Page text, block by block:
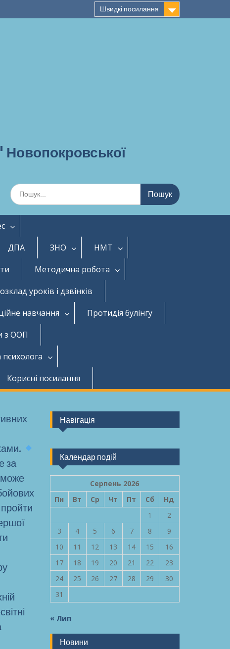
Швидкі посилання
Шукати:
ДПА ЗНО
НМТ
Методична робота
уроків і дзвінків
навчання
Протидія булінгу
з ООП
психолога
Корисні посилання
за
Навігація
Календар подій
Серпень 2026
Пн
Вт Ср Чт Пт Сб
Нд
1
2
3
4 5 6 7 8
9
10
11 12 13 14 15
16
17
18 19 20 21 22
23
24
25 26 27 28 29
30
31
« Лип
Новини